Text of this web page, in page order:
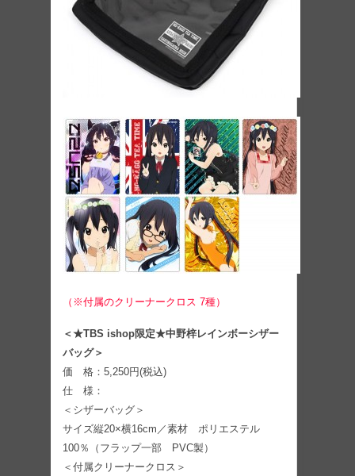
（※付属のクリーナークロス 7種）
＜★TBS ishop限定★中野梓レインボーシザー
バッグ＞
価 格：5,250円(税込)
仕 様：
＜シザーバッグ＞
サイズ縦20×横16cm／素材 ポリエステル
100％（フラップ一部 PVC製）
＜付属クリーナークロス＞